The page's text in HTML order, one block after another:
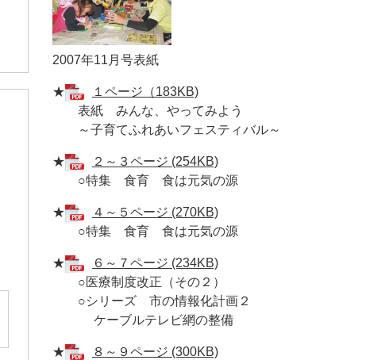
2007年11月号表紙
★
１ページ（183KB)
表紙 みんな、やってみよう
～子育てふれあいフェスティバル～
★
２～３ページ (254KB)
○特集 食育 食は元気の源
★
４～５ページ (270KB)
○特集 食育 食は元気の源
★
６～７ページ (234KB)
○医療制度改正（その２）
○シリーズ 市の情報化計画２
ケーブルテレビ網の整備
★
８～９ページ (300KB)